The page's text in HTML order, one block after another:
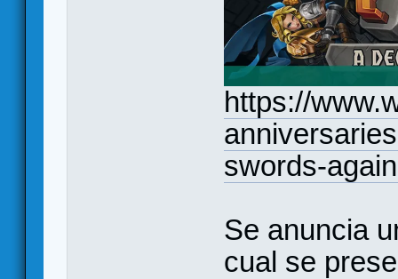
https://
swords-
Se anuncia
cual se